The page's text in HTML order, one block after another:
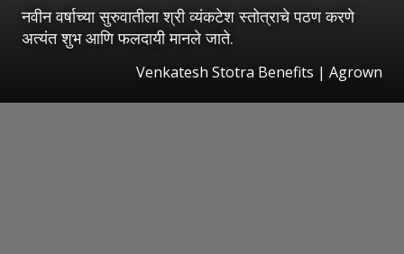
नवीन वर्षाच्या सुरुवातीला श्री व्यंकटेश स्तोत्राचे पठण करणे
अत्यंत शुभ आणि फलदायी मानले जाते.
Venkatesh Stotra Benefits | Agrown